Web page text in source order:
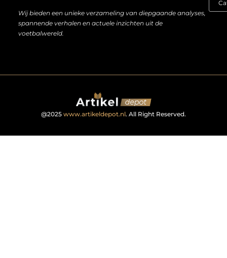
Wij bieden een unieke verzameling van diepgaande analyses,
spannende verhalen en actuele inzichten uit de
voetbalwereld.
@2025 www.artikeldepot.nl. All Right Reserved.